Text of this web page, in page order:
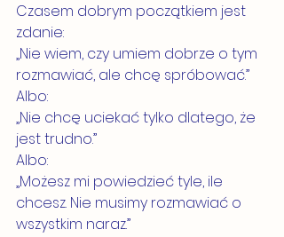
Czasem dobrym początkiem jest
zdanie:
„Nie wiem, czy umiem dobrze o tym
rozmawiać, ale chcę spróbować.”
Albo:
„Nie chcę uciekać tylko dlatego, że
jest trudno.”
Albo:
„Możesz mi powiedzieć tyle, ile
chcesz. Nie musimy rozmawiać o
wszystkim naraz.”